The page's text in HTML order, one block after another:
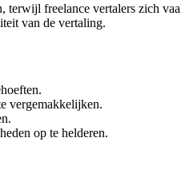
freelance vertalers zich
van de vertaling.
vergemakkelijken.
op te helderen.